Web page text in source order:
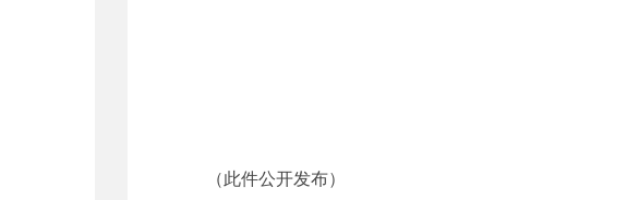
（此件公开发布）